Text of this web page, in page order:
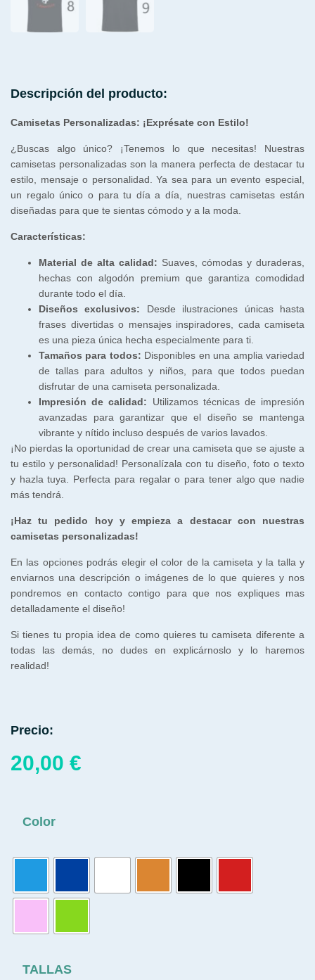
Descripción del producto:
Camisetas Personalizadas: ¡Exprésate con Estilo!
¿Buscas algo único? ¡Tenemos lo que necesitas! Nuestras
camisetas personalizadas son la manera perfecta de destacar tu
estilo, mensaje o personalidad. Ya sea para un evento especial,
un regalo único o para tu día a día, nuestras camisetas están
diseñadas para que te sientas cómodo y a la moda.
Características:
Material de alta calidad: Suaves, cómodas y duraderas,
hechas con algodón premium que garantiza comodidad
durante todo el día.
Diseños exclusivos: Desde ilustraciones únicas hasta
frases divertidas o mensajes inspiradores, cada camiseta
es una pieza única hecha especialmente para ti.
Tamaños para todos: Disponibles en una amplia variedad
de tallas para adultos y niños, para que todos puedan
disfrutar de una camiseta personalizada.
Impresión de calidad: Utilizamos técnicas de impresión
avanzadas para garantizar que el diseño se mantenga
vibrante y nítido incluso después de varios lavados.
¡No pierdas la oportunidad de crear una camiseta que se ajuste a
tu estilo y personalidad! Personalízala con tu diseño, foto o texto
y hazla tuya. Perfecta para regalar o para tener algo que nadie
más tendrá.
¡Haz tu pedido hoy y empieza a destacar con nuestras
camisetas personalizadas!
En las opciones podrás elegir el color de la camiseta y la talla y
enviarnos una descripción o imágenes de lo que quieres y nos
pondremos en contacto contigo para que nos expliques mas
detalladamente el diseño!
Si tienes tu propia idea de como quieres tu camiseta diferente a
todas las demás, no dudes en explicárnoslo y lo haremos
realidad!
Precio:
20,00 €
Color
TALLAS